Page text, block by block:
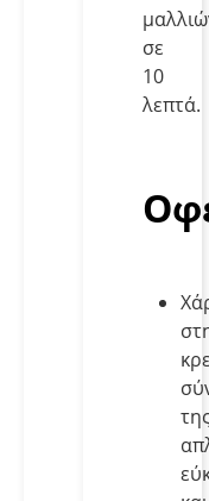
σε
10
λεπτά.